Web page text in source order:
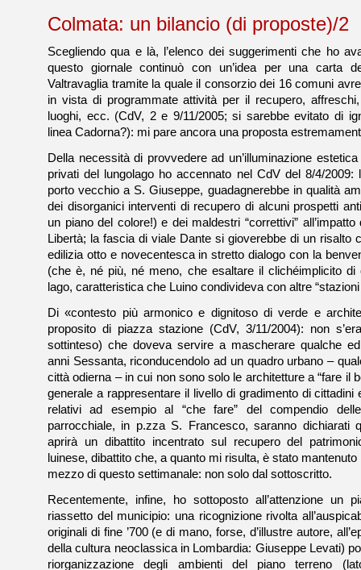
Colmata: un bilancio (di proposte)/2
Scegliendo qua e là, l’elenco dei suggerimenti che ho
questo giornale continuò con un’idea per una carta
Valtravaglia tramite la quale il consorzio dei 16 comuni
in vista di programmate attività per il recupero, affreschi,
luoghi, ecc. (CdV, 2 e 9/11/2005; si sarebbe evitato di
linea Cadorna?): mi pare ancora una proposta
Della necessità di provvedere ad un’illuminazione
privati del lungolago ho accennato nel CdV del 8/4/2009:
porto vecchio a S. Giuseppe, guadagnerebbe in qualità
dei disorganici interventi di recupero di alcuni prospetti
un piano del colore!) e dei maldestri “correttivi”
Libertà; la fascia di viale Dante si gioverebbe di un risalto
edilizia otto e novecentesca in stretto dialogo con la
(che è, né più, né meno, che esaltare il clichéimplicito di
lago, caratteristica che Luino condivideva con altre
Di «contesto più armonico e dignitoso di verde e
proposito di piazza stazione (CdV, 3/11/2004): non
sottinteso) che doveva servire a mascherare qualche
anni Sessanta, riconducendolo ad un quadro urbano –
città odierna – in cui non sono solo le architetture a “fare il
generale a rappresentare il livello di gradimento di cittadini
relativi ad esempio al “che fare” del compendio
parrocchiale, in p.zza S. Francesco, saranno dichiarati
aprirà un dibattito incentrato sul recupero del
luinese, dibattito che, a quanto mi risulta, è stato
mezzo di questo settimanale: non solo dal sottoscritto.
Recentemente, infine, ho sottoposto all’attenzione un
riassetto del municipio: una ricognizione rivolta
originali di fine ’700 (e di mano, forse, d’illustre autore,
della cultura neoclassica in Lombardia: Giuseppe Levati)
riorganizzazione degli ambienti del piano terreno